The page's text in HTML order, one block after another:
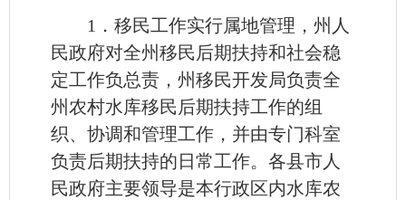
1．移民工作实行属地管理，州人
民政府对全州移民后期扶持和社会稳
定工作负总责，州移民开发局负责全
州农村水库移民后期扶持工作的组
织、协调和管理工作，并由专门科室
负责后期扶持的日常工作。各县市人
民政府主要领导是本行政区内水库农